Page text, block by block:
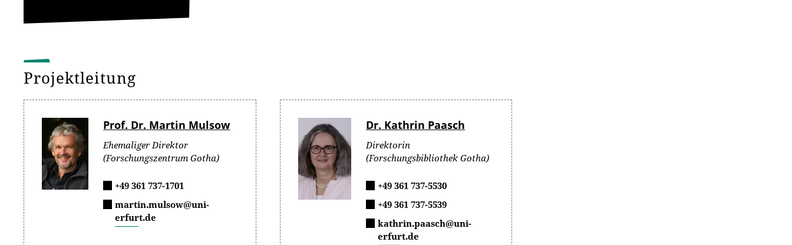
Projektleitung
Prof. Dr. Martin Mulsow
Ehemaliger Direktor
(Forschungszentrum Gotha)
+49 361 737-1701
martin.mulsow@uni-
erfurt.de
Dr. Kathrin Paasch
Direktorin
(Forschungsbibliothek Gotha)
+49 361 737-5530
+49 361 737-5539
kathrin.paasch@uni-
erfurt.de